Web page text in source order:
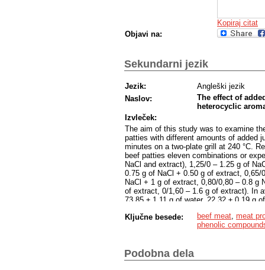
Kopiraj citat
Objavi na:
Sekundarni jezik
Jezik:
Angleški jezik
Naslov:
The effect of
heterocyclic
Izvleček:
The aim of this study was to examine
patties with different amounts of added
minutes on a two-plate grill at 240 °C.
beef patties eleven combinations or
NaCl and extract), 1,25/0 – 1.25 g of
0.75 g of NaCl + 0.50 g of extract,
NaCl + 1 g of extract, 0,80/0,80 – 0.8 g
of extract, 0/1,60 – 1.6 g of extract). In
73.85 ± 1.11 g of water, 22.32 ± 0.19 g
total phenolic compounds/L
analysed by Folin-Ciocalteu method.
and IQ less than 0.5 g/kg (LC-MS
Ključne besede: beef meat meat
phenolic
Podobna dela